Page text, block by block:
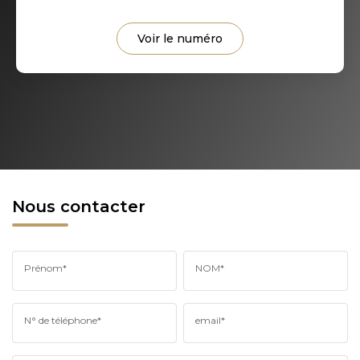
Voir le numéro
Nous contacter
Prénom* NOM*
N° de téléphone* email*